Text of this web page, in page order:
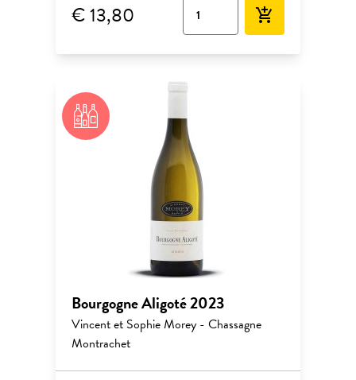
€ 13,80 add_shopping_cart
Bourgogne Aligoté 2023
Vincent et Sophie Morey - Chassagne
Montrachet